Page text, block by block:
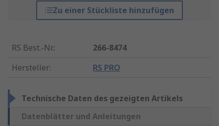
Zu einer Stückliste hinzufügen
RS Best.-Nr.:
266-8474
Hersteller: RS PRO
Technische Daten des gezeigten Artikels
Datenblätter und Anleitungen